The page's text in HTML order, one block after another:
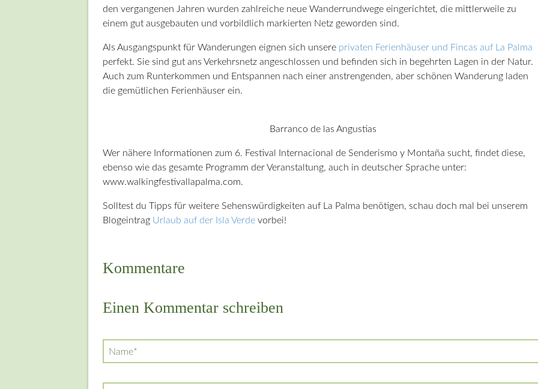
den vergangenen Jahren wurden zahlreiche neue Wanderrundwege eingerichtet, die mittlerweile zu
einem gut ausgebauten und vorbildlich markierten Netz geworden sind.
Als Ausgangspunkt für Wanderungen eignen sich unsere privaten Ferienhäuser und Fincas auf La Palma
perfekt. Sie sind gut ans Verkehrsnetz angeschlossen und befinden sich in begehrten Lagen in der Natur.
Auch zum Runterkommen und Entspannen nach einer anstrengenden, aber schönen Wanderung laden
die gemütlichen Ferienhäuser ein.
Barranco de las Angustias
Wer nähere Informationen zum 6. Festival Internacional de Senderismo y Montaña sucht, findet diese,
ebenso wie das gesamte Programm der Veranstaltung, auch in deutscher Sprache unter:
www.walkingfestivallapalma.com.
Solltest du Tipps für weitere Sehenswürdigkeiten auf La Palma benötigen, schau doch mal bei unserem
Blogeintrag Urlaub auf der Isla Verde vorbei!
Kommentare
Einen Kommentar schreiben
Pflichtfeld
Name*